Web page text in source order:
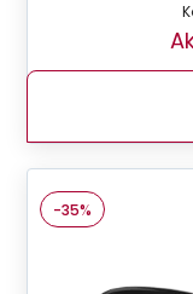
-35%